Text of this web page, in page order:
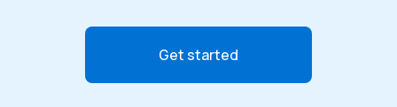
Get started